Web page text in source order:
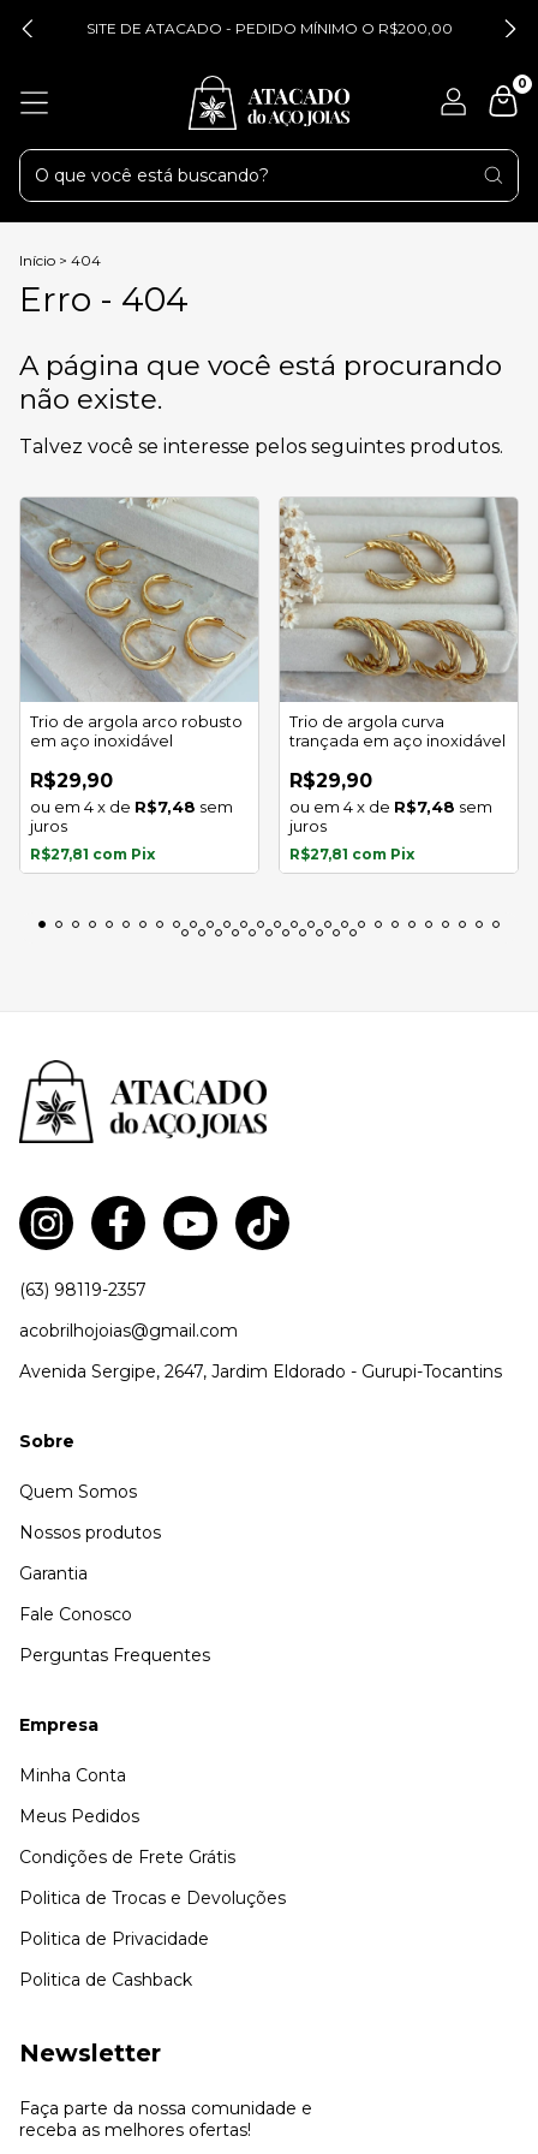
SITE DE ATACADO - PEDIDO MÍNIMO O R$200,00
0
Início > 404
Erro - 404
A página que você está procurando
não existe.
Talvez você se interesse pelos seguintes produtos.
Trio de argola arco robusto
em aço inoxidável
R$29,90
4x de R$7,48 sem
juros
R$27,81 com Pix
Trio de argola curva
trançada em aço inoxidável
R$29,90
4x de R$7,48 sem
juros
R$27,81 com Pix
(63) 98119-2357
acobrilhojoias@gmail.com
Avenida Sergipe, 2647, Jardim Eldorado - Gurupi-Tocantins
Sobre
Quem Somos
Nossos produtos
Garantia
Fale Conosco
Perguntas Frequentes
Empresa
Minha Conta
Meus Pedidos
Condições de Frete Grátis
Politica de Trocas e Devoluções
Politica de Privacidade
Politica de Cashback
Newsletter
Faça parte da nossa comunidade e
receba as melhores ofertas!